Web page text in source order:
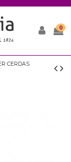
0
CERDAS